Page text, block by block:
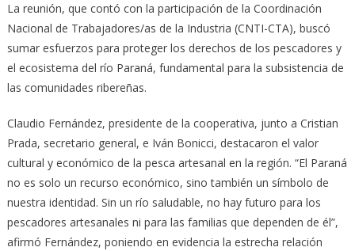
La reunión, que contó con la participación de la Coordinación
Nacional de Trabajadores/as de la Industria (CNTI-CTA), buscó
sumar esfuerzos para proteger los derechos de los pescadores y
el ecosistema del río Paraná, fundamental para la subsistencia de
las comunidades ribereñas.
Claudio Fernández, presidente de la cooperativa, junto a Cristian
Prada, secretario general, e Iván Bonicci, destacaron el valor
cultural y económico de la pesca artesanal en la región. “El Paraná
no es solo un recurso económico, sino también un símbolo de
nuestra identidad. Sin un río saludable, no hay futuro para los
pescadores artesanales ni para las familias que dependen de él”,
afirmó Fernández, poniendo en evidencia la estrecha relación